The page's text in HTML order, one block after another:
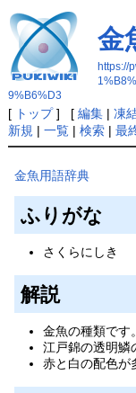
金
https://
9%B6%D3
[ トップ] [ 編集| 凍
新規 | 一覧| 検索| 最
金魚用語辞典
ふりがな
さくらにしき
解説
金魚の種類です。
江戸錦の透明鱗
赤と白の配色が